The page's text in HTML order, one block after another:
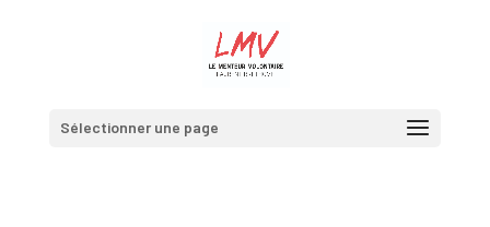
Sélectionner une page